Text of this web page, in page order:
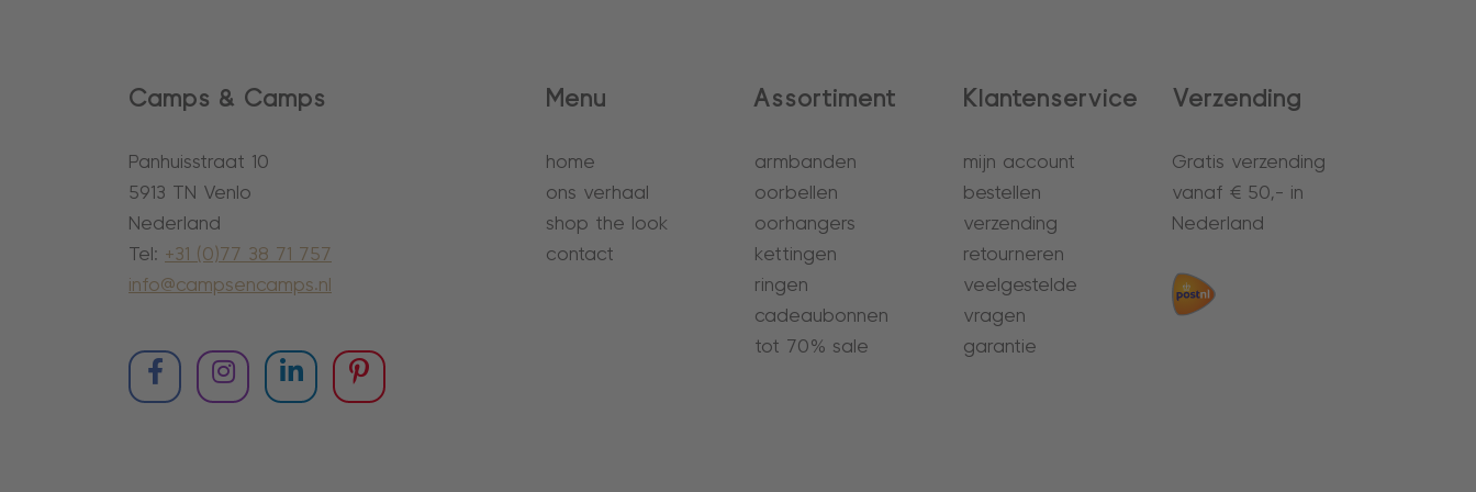
Camps & Camps
Panhuisstraat 10
5913 TN Venlo
Nederland
Tel: +31 (0)77 38 71 757
info@campsencamps.nl
Menu
home
ons verhaal
shop the look
contact
Assortiment
armbanden
oorbellen
oorhangers
kettingen
ringen
cadeaubonnen
tot 70% sale
Klantenservice
mijn account
bestellen
verzending
retourneren
veelgestelde
vragen
garantie
Verzending
Gratis verzending
vanaf € 50,- in
Nederland